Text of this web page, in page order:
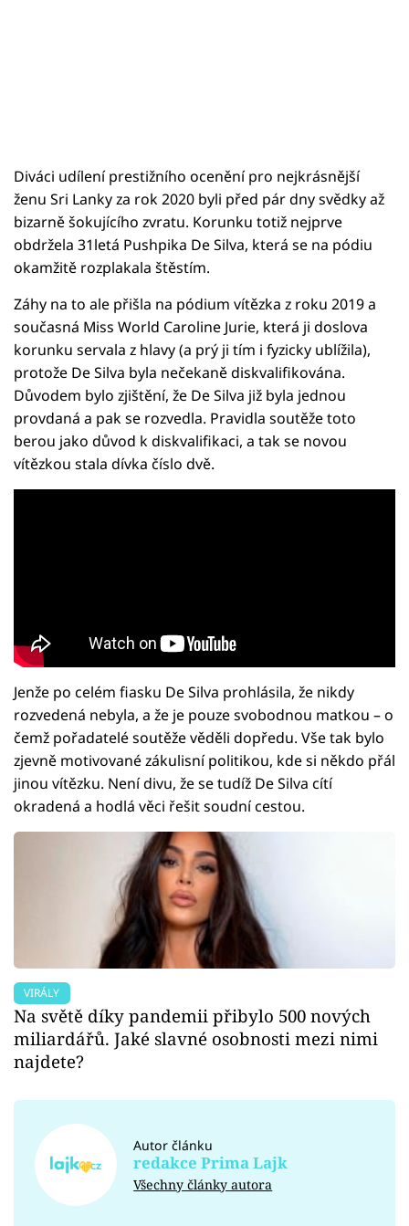
Diváci udílení prestižního ocenění pro nejkrásnější
ženu Sri Lanky za rok 2020 byli před pár dny svědky až
bizarně šokujícího zvratu. Korunku totiž nejprve
obdržela 31letá Pushpika De Silva, která se na pódiu
okamžitě rozplakala štěstím.
Záhy na to ale přišla na pódium vítězka z roku 2019 a
současná Miss World Caroline Jurie, která ji doslova
korunku servala z hlavy (a prý ji tím i fyzicky ublížila),
protože De Silva byla nečekaně diskvalifikována.
Důvodem bylo zjištění, že De Silva již byla jednou
provdaná a pak se rozvedla. Pravidla soutěže toto
berou jako důvod k diskvalifikaci, a tak se novou
vítězkou stala dívka číslo dvě.
Jenže po celém fiasku De Silva prohlásila, že nikdy
rozvedená nebyla, a že je pouze svobodnou matkou – o
čemž pořadatelé soutěže věděli dopředu. Vše tak bylo
zjevně motivované zákulisní politikou, kde si někdo přál
jinou vítězku. Není divu, že se tudíž De Silva cítí
okradená a hodlá věci řešit soudní cestou.
VIRÁLY
Na světě díky pandemii přibylo 500 nových
miliardářů. Jaké slavné osobnosti mezi nimi
najdete?
Autor článku
redakce Prima Lajk
Všechny články autora